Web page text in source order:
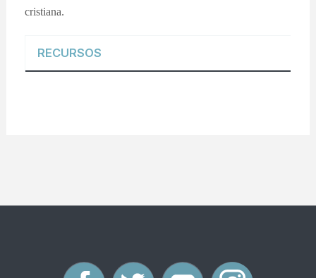
cristiana.
RECURSOS